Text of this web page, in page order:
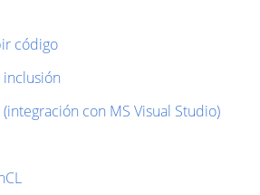
código
con MS Visual Studio)